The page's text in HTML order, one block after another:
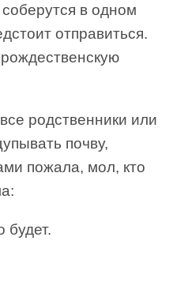
в одном
отправиться.
родственники или
почву,
пожала, мол, кто
будет.